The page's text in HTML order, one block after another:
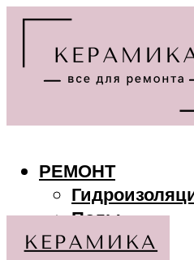
РЕМОНТ
Полы
Потолки